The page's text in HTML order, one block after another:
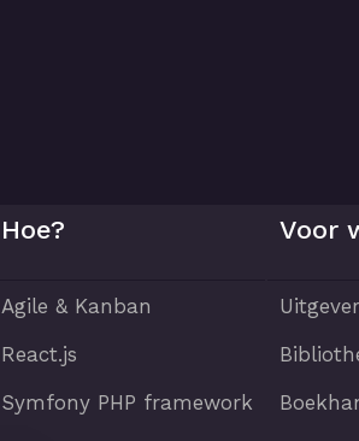
Hoe? Voor
Agile & Kanban
React.js
Symfony PHP framework